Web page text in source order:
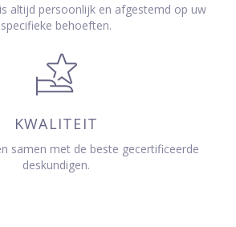
is altijd persoonlijk en afgestemd op uw
specifieke behoeften.
KWALITEIT
samen met de beste gecertificeerde
deskundigen.